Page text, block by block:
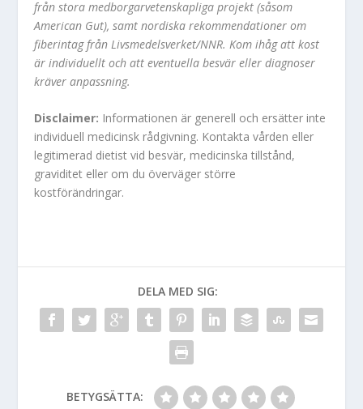
från stora medborgarvetenskapliga projekt (såsom
American Gut), samt nordiska rekommendationer om
fiberintag från Livsmedelsverket/NNR. Kom ihåg att kost
är individuellt och att eventuella besvär eller diagnoser
kräver anpassning.
Disclaimer: Informationen är generell och ersätter inte
individuell medicinsk rådgivning. Kontakta vården eller
legitimerad dietist vid besvär, medicinska tillstånd,
graviditet eller om du överväger större
kostförändringar.
DELA MED SIG:
BETYGSÄTTA: